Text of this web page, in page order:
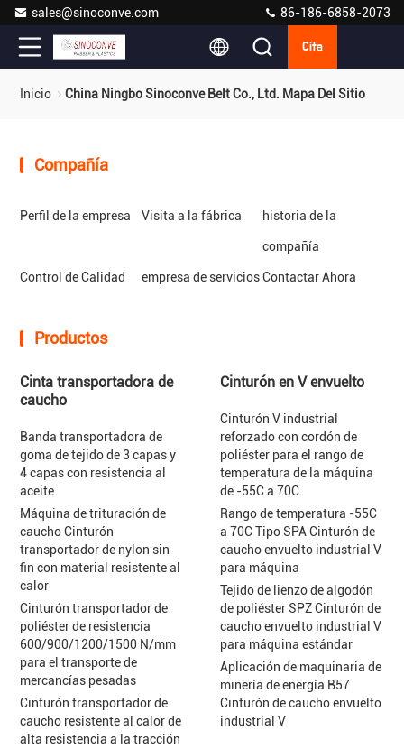
sales@sinoconve.com 86-186-6858-2073
Cita
Inicio China Ningbo Sinoconve Belt Co., Ltd. Mapa Del Sitio
Compañía
Perfil de la empresa Visita a la fábrica historia de la
compañía
Control de Calidad empresa de servicios Contactar Ahora
Productos
Cinta transportadora de
caucho
Banda transportadora de
goma de tejido de 3 capas y
4 capas con resistencia al
aceite
Máquina de trituración de
caucho Cinturón
transportador de nylon sin
fin con material resistente al
calor
Cinturón transportador de
poliéster de resistencia
600/900/1200/1500 N/mm
para el transporte de
mercancías pesadas
Cinturón transportador de
caucho resistente al calor de
alta resistencia a la tracción
Cinturón en V envuelto
Cinturón V industrial
reforzado con cordón de
poliéster para el rango de
temperatura de la máquina
de -55C a 70C
Rango de temperatura -55C
a 70C Tipo SPA Cinturón de
caucho envuelto industrial V
para máquina
Tejido de lienzo de algodón
de poliéster SPZ Cinturón de
caucho envuelto industrial V
para máquina estándar
Aplicación de maquinaria de
minería de energía B57
Cinturón de caucho envuelto
industrial V